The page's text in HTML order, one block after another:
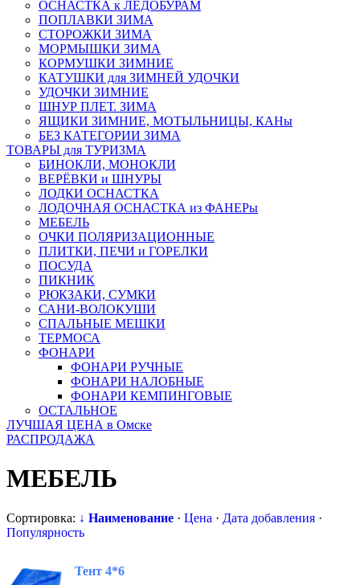
ОСНАСТКА к ЛЕДОБУРАМ
ПОПЛАВКИ ЗИМА
СТОРОЖКИ ЗИМА
МОРМЫШКИ ЗИМА
КОРМУШКИ ЗИМНИЕ
КАТУШКИ для ЗИМНЕЙ УДОЧКИ
УДОЧКИ ЗИМНИЕ
ШНУР ПЛЕТ. ЗИМА
ЯЩИКИ ЗИМНИЕ, МОТЫЛЬНИЦЫ, КАНы
БЕЗ КАТЕГОРИИ ЗИМА
ТОВАРЫ для ТУРИЗМА
БИНОКЛИ, МОНОКЛИ
ВЕРЁВКИ и ШНУРЫ
ЛОДКИ ОСНАСТКА
ЛОДОЧНАЯ ОСНАСТКА из ФАНЕРы
МЕБЕЛЬ
ОЧКИ ПОЛЯРИЗАЦИОННЫЕ
ПЛИТКИ, ПЕЧИ и ГОРЕЛКИ
ПОСУДА
ПИКНИК
РЮКЗАКИ, СУМКИ
САНИ-ВОЛОКУШИ
СПАЛЬНЫЕ МЕШКИ
ТЕРМОСА
ФОНАРИ
ФОНАРИ РУЧНЫЕ
ФОНАРИ НАЛОБНЫЕ
ФОНАРИ КЕМПИНГОВЫЕ
ОСТАЛЬНОЕ
ЛУЧШАЯ ЦЕНА в Омске
РАСПРОДАЖА
МЕБЕЛЬ
Сортировка: ↓ Наименование · Цена · Дата добавления ·
Популярность
Тент 4*6